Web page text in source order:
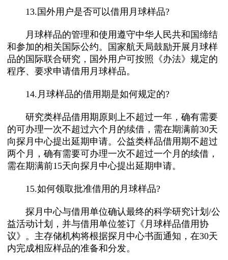
13.国外用户是否可以借用月球样品?
月球样品的管理和使用遵守中华人民共和国缔结
和参加的相关国际公约。国家航天局鼓励开展月球样
品的国际联合研究，国外用户可按照《办法》规定的
程序、要求申请借用月球样品。
14.月球样品的借用期是如何规定的?
研究类样品借用期原则上不超过一年，确有需要
的可办理一次不超过六个月的续借，需在期满前30天
向探月中心提出延期申请。公益类样品借用期不超过
两个月，确有需要可办理一次不超过一个月的续借，
需在期满前15天向探月中心提出延期申请。
15.如何领取批准借用的月球样品?
探月中心与借用单位确认最终的科学研究计划/公
益活动计划，并与借用单位签订《月球样品借用协
议》。主存储机构将根据探月中心书面通知，在30天
内完成相应样品的准备和分发。